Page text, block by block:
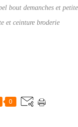
bout demanches et
et ceinture broderie
0